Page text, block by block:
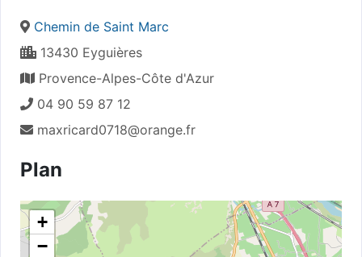
Chemin de Saint Marc
13430 Eyguières
Provence-Alpes-Côte d'Azur
04 90 59 87 12
maxricard0718@orange.fr
Plan
+
−